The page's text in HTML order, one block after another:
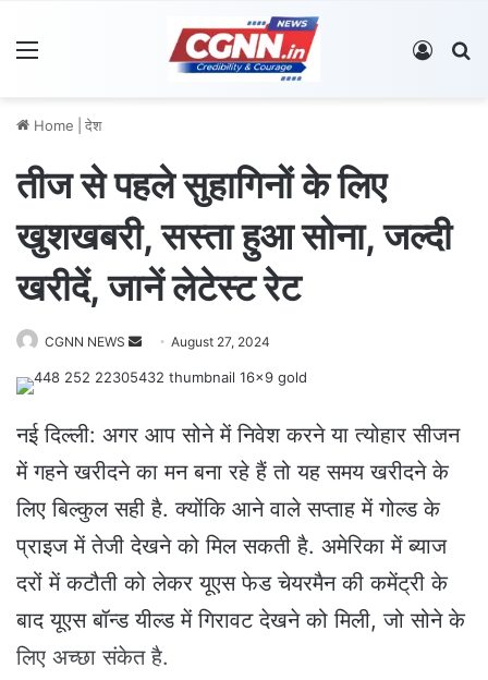
Log In
Home देश
तीज से पहले सुहागिनों के लिए
खुशखबरी, सस्ता हुआ सोना, जल्दी
खरीदें, जानें लेटेस्ट रेट
CGNN NEWS
e
a
n
e
a
i
August 27, 2024
नई दिल्ली: अगर आप सोने में निवेश करने या त्योहार सीजन
में गहने खरीदने का मन बना रहे हैं तो यह समय खरीदने के
लिए बिल्कुल सही है. क्योंकि आने वाले सप्ताह में गोल्ड के
प्राइज में तेजी देखने को मिल सकती है. अमेरिका में ब्याज
दरों में कटौती को लेकर यूएस फेड चेयरमैन की कमेंट्री के
बाद यूएस बॉन्ड यील्ड में गिरावट देखने को मिली, जो सोने के
लिए अच्छा संकेत है.